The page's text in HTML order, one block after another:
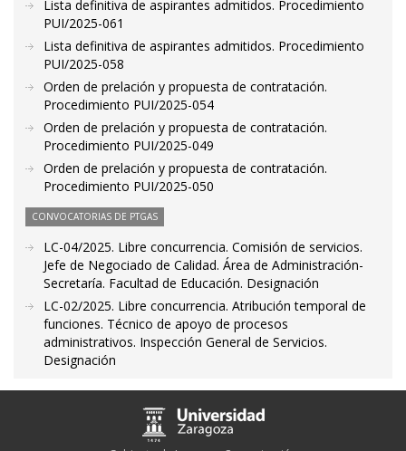
Lista definitiva de aspirantes admitidos. Procedimiento
PUI/2025-061
Lista definitiva de aspirantes admitidos. Procedimiento
PUI/2025-058
Orden de prelación y propuesta de contratación.
Procedimiento PUI/2025-054
Orden de prelación y propuesta de contratación.
Procedimiento PUI/2025-049
Orden de prelación y propuesta de contratación.
Procedimiento PUI/2025-050
CONVOCATORIAS DE PTGAS
LC-04/2025. Libre concurrencia. Comisión de servicios.
Jefe de Negociado de Calidad. Área de Administración-
Secretaría. Facultad de Educación. Designación
LC-02/2025. Libre concurrencia. Atribución temporal de
funciones. Técnico de apoyo de procesos
administrativos. Inspección General de Servicios.
Designación